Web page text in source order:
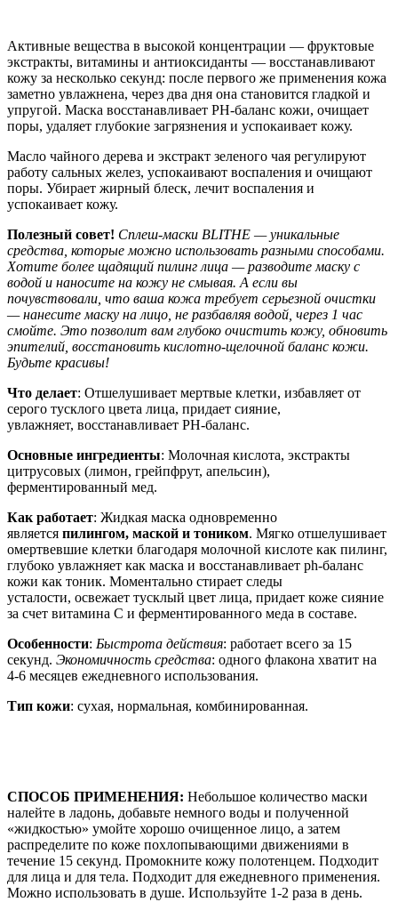
Активные вещества в высокой концентрации — фруктовые
экстракты, витамины и антиоксиданты — восстанавливают
кожу за несколько секунд: после первого же применения кожа
заметно увлажнена, через два дня она становится гладкой и
упругой. Маска восстанавливает PH-баланс кожи, очищает
поры, удаляет глубокие загрязнения и успокаивает кожу.
Масло чайного дерева и экстракт зеленого чая регулируют
работу сальных желез, успокаивают воспаления и очищают
поры. Убирает жирный блеск, лечит воспаления и
успокаивает кожу.
Полезный совет! Сплеш-маски BLITHE — уникальные
средства, которые можно использовать разными способами.
Хотите более щадящий пилинг лица — разводите маску с
водой и наносите на кожу не смывая. А если вы
почувствовали, что ваша кожа требует серьезной очистки
— нанесите маску на лицо, не разбавляя водой, через 1 час
смойте. Это позволит вам глубоко очистить кожу, обновить
эпителий, восстановить кислотно-щелочной баланс кожи.
Будьте красивы!
Что делает: Отшелушивает мертвые клетки, избавляет от
серого тусклого цвета лица, придает сияние,
увлажняет, восстанавливает PH-баланс.
Основные ингредиенты: Молочная кислота, экстракты
цитрусовых (лимон, грейпфрут, апельсин),
ферментированный мед.
Как работает: Жидкая маска одновременно
является пилингом, маской и тоником. Мягко отшелушивает
омертвевшие клетки благодаря молочной кислоте как пилинг,
глубоко увлажняет как маска и восстанавливает ph-баланс
кожи как тоник. Моментально стирает следы
усталости, освежает тусклый цвет лица, придает коже сияние
за счет витамина С и ферментированного меда в составе.
Особенности: Быстрота действия: работает всего за 15
секунд. Экономичность средства: одного флакона хватит на
4-6 месяцев ежедневного использования.
Тип кожи: сухая, нормальная, комбинированная.
СПОСОБ ПРИМЕНЕНИЯ: Небольшое количество маски
налейте в ладонь, добавьте немного воды и полученной
«жидкостью» умойте хорошо очищенное лицо, а затем
распределите по коже похлопывающими движениями в
течение 15 секунд. Промокните кожу полотенцем. Подходит
для лица и для тела. Подходит для ежедневного применения.
Можно использовать в душе. Используйте 1-2 раза в день.